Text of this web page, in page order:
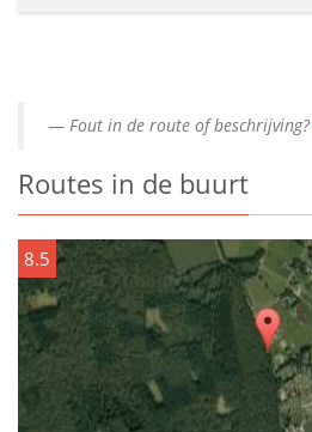
Fout in de route of beschrijving?
Routes in de buurt
8.5